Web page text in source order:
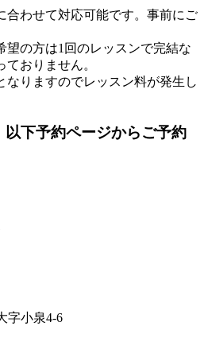
合わせて対応可能です。事前にご
望の方は1回のレッスンで完結な
おりません。
なりますのでレッスン料が発生し
以下予約ページからご予約
字小泉4-6